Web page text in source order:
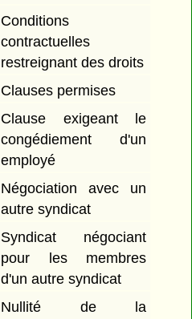
Conditions
contractuelles
restreignant des droits
Clauses permises
Clause exigeant le
congédiement d'un
employé
Négociation avec un
autre syndicat
Syndicat négociant
pour les membres
d'un autre syndicat
Nullité de la